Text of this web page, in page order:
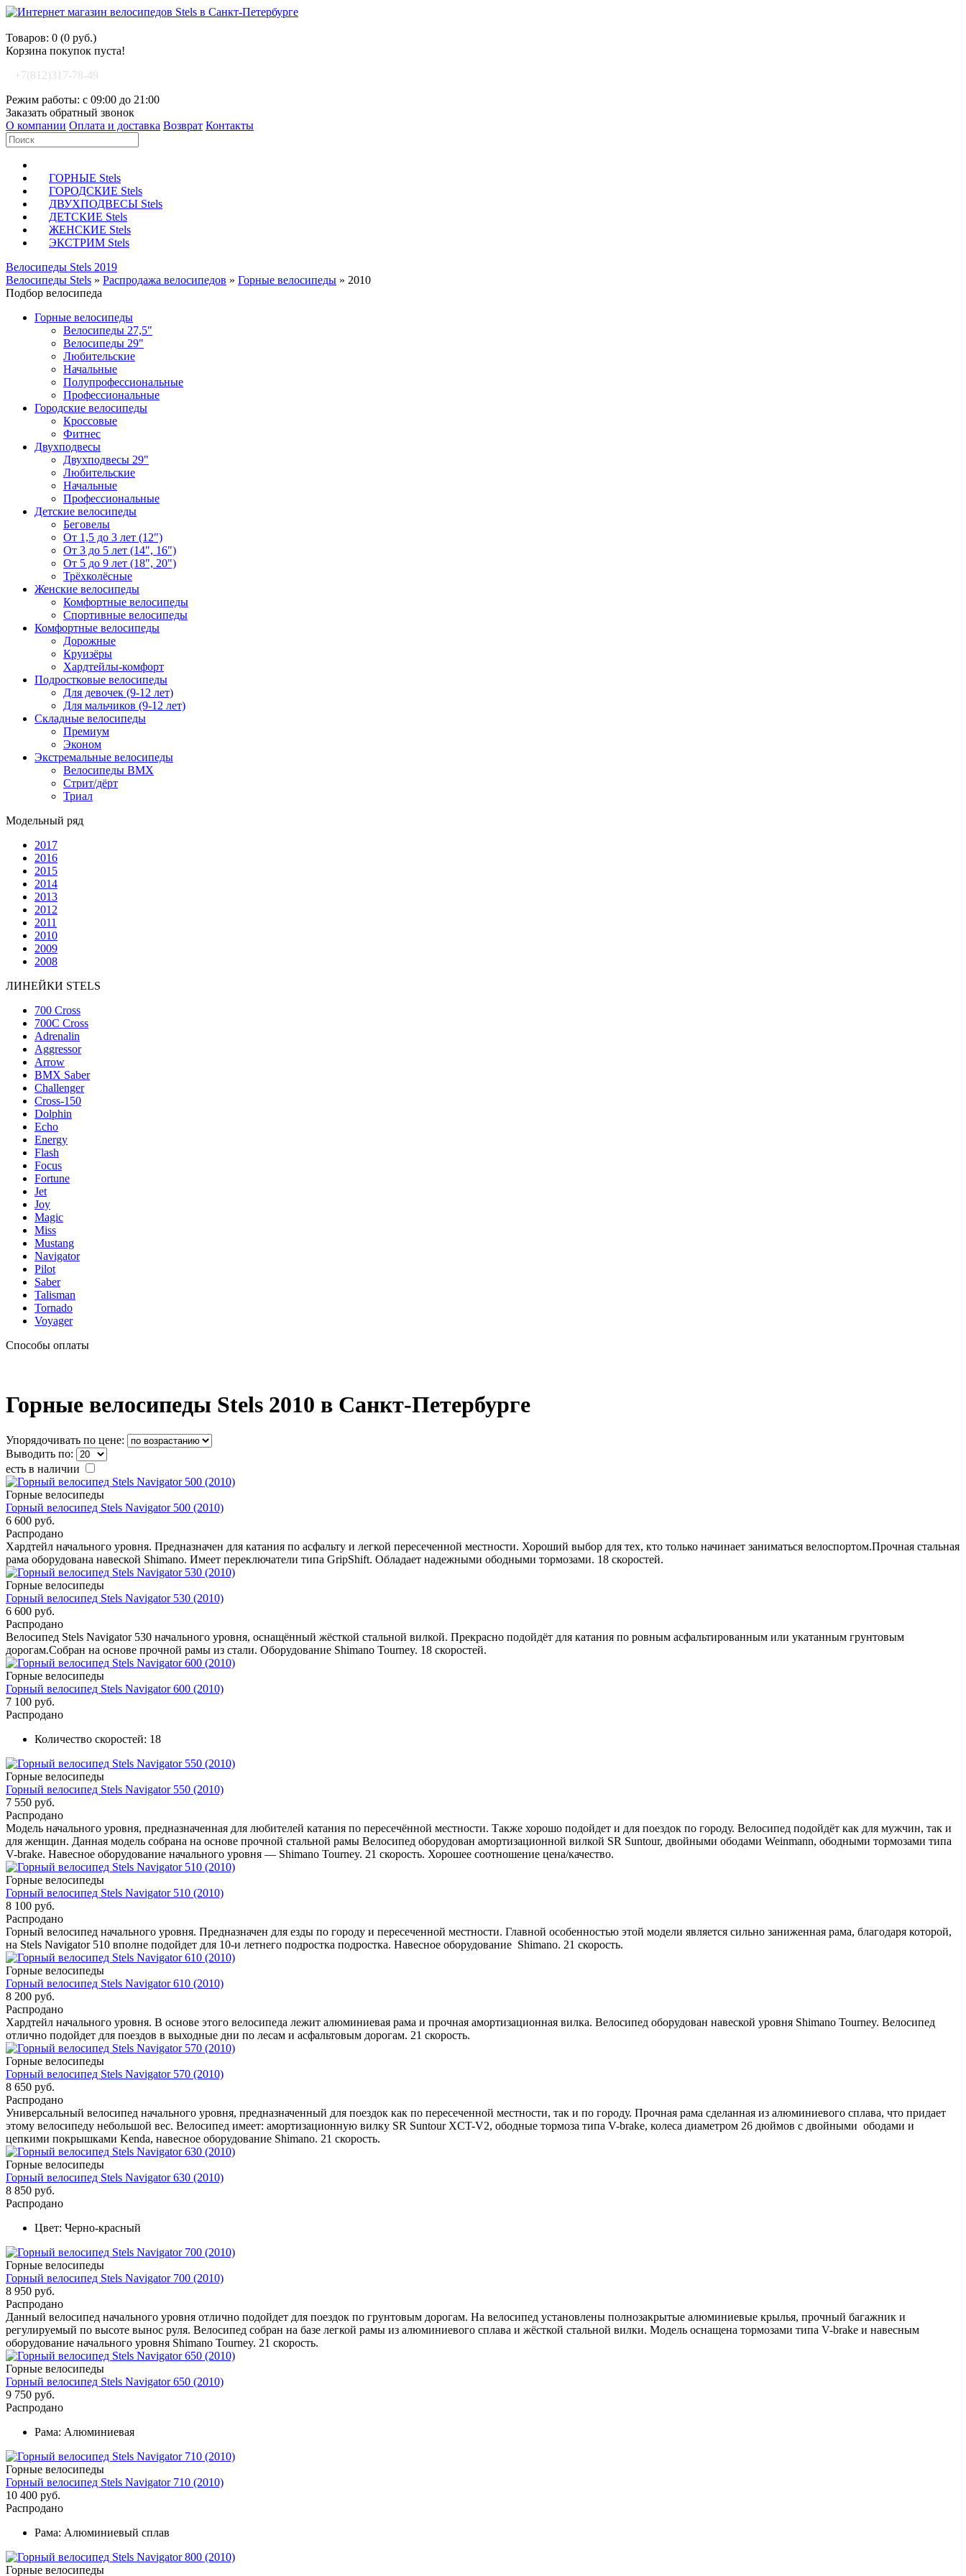
Товаров: 0 (0 руб.)
Корзина покупок пуста!
+7(812)317-78-49
Режим работы: с 09:00 до 21:00
Заказать обратный звонок
О компании Оплата и доставка Возврат Контакты
ГОРНЫЕ Stels
ГОРОДСКИЕ Stels
ДВУХПОДВЕСЫ Stels
ДЕТСКИЕ Stels
ЖЕНСКИЕ Stels
ЭКСТРИМ Stels
Велосипеды Stels 2019
Велосипеды Stels » Распродажа велосипедов » Горные велосипеды » 2010
Подбор велосипеда
Горные велосипеды
Велосипеды 27,5"
Велосипеды 29"
Любительские
Начальные
Полупрофессиональные
Профессиональные
Городские велосипеды
Кроссовые
Фитнес
Двухподвесы
Двухподвесы 29"
Любительские
Начальные
Профессиональные
Детские велосипеды
Беговелы
От 1,5 до 3 лет (12")
От 3 до 5 лет (14", 16")
От 5 до 9 лет (18", 20")
Трёхколёсные
Женские велосипеды
Комфортные велосипеды
Спортивные велосипеды
Комфортные велосипеды
Дорожные
Круизёры
Хардтейлы-комфорт
Подростковые велосипеды
Для девочек (9-12 лет)
Для мальчиков (9-12 лет)
Складные велосипеды
Премиум
Эконом
Экстремальные велосипеды
Велосипеды BMX
Стрит/дёрт
Триал
Модельный ряд
2017
2016
2015
2014
2013
2012
2011
2010
2009
2008
ЛИНЕЙКИ STELS
700 Cross
700C Cross
Adrenalin
Aggressor
Arrow
BMX Saber
Challenger
Cross-150
Dolphin
Echo
Energy
Flash
Focus
Fortune
Jet
Joy
Magic
Miss
Mustang
Navigator
Pilot
Saber
Talisman
Tornado
Voyager
Способы оплаты
Горные велосипеды Stels 2010 в Санкт-Петербурге
Упорядочивать по цене:
Выводить по:
есть в наличии
Горные велосипеды
Горный велосипед Stels Navigator 500 (2010)
6 600 руб.
Распродано
Хардтейл начального уровня. Предназначен для катания по асфальту и легкой пересеченной местности. Хороший выбор для тех, кто только начинает заниматься велоспортом.Прочная стальная
рама оборудована навеской Shimano. Имеет переключатели типа GripShift. Обладает надежными ободными тормозами. 18 скоростей.
Горные велосипеды
Горный велосипед Stels Navigator 530 (2010)
6 600 руб.
Распродано
Велосипед Stels Navigator 530 начального уровня, оснащённый жёсткой стальной вилкой. Прекрасно подойдёт для катания по ровным асфальтированным или укатанным грунтовым
дорогам.Собран на основе прочной рамы из стали. Оборудование Shimano Tourney. 18 скоростей.
Горные велосипеды
Горный велосипед Stels Navigator 600 (2010)
7 100 руб.
Распродано
Количество скоростей: 18
Горные велосипеды
Горный велосипед Stels Navigator 550 (2010)
7 550 руб.
Распродано
Модель начального уровня, предназначенная для любителей катания по пересечённой местности. Также хорошо подойдет и для поездок по городу. Велосипед подойдёт как для мужчин, так и
для женщин. Данная модель собрана на основе прочной стальной рамы Велосипед оборудован амортизационной вилкой SR Suntour, двойными ободами Weinmann, ободными тормозами типа
V-brake. Навесное оборудование начального уровня — Shimano Tourney. 21 скорость. Хорошее соотношение цена/качество.
Горные велосипеды
Горный велосипед Stels Navigator 510 (2010)
8 100 руб.
Распродано
Горный велосипед начального уровня. Предназначен для езды по городу и пересеченной местности. Главной особенностью этой модели является сильно заниженная рама, благодаря которой,
на Stels Navigator 510 вполне подойдет для 10-и летнего подростка подростка. Навесное оборудование Shimano. 21 скорость.
Горные велосипеды
Горный велосипед Stels Navigator 610 (2010)
8 200 руб.
Распродано
Хардтейл начального уровня. В основе этого велосипеда лежит алюминиевая рама и прочная амортизационная вилка. Велосипед оборудован навеской уровня Shimano Tourney. Велосипед
отлично подойдет для поездов в выходные дни по лесам и асфальтовым дорогам. 21 скорость.
Горные велосипеды
Горный велосипед Stels Navigator 570 (2010)
8 650 руб.
Распродано
Универсальный велосипед начального уровня, предназначенный для поездок как по пересеченной местности, так и по городу. Прочная рама сделанная из алюминиевого сплава, что придает
этому велосипеду небольшой вес. Велосипед имеет: амортизационную вилку SR Suntour XCT-V2, ободные тормоза типа V-brake, колеса диаметром 26 дюймов с двойными ободами и
цепкими покрышками Kenda, навесное оборудование Shimano. 21 скорость.
Горные велосипеды
Горный велосипед Stels Navigator 630 (2010)
8 850 руб.
Распродано
Цвет: Черно-красный
Горные велосипеды
Горный велосипед Stels Navigator 700 (2010)
8 950 руб.
Распродано
Данный велосипед начального уровня отлично подойдет для поездок по грунтовым дорогам. На велосипед установлены полнозакрытые алюминиевые крылья, прочный багажник и
регулируемый по высоте вынос руля. Велосипед собран на базе легкой рамы из алюминиевого сплава и жёсткой стальной вилки. Модель оснащена тормозами типа V-brake и навесным
оборудование начального уровня Shimano Tourney. 21 скорость.
Горные велосипеды
Горный велосипед Stels Navigator 650 (2010)
9 750 руб.
Распродано
Рама: Алюминиевая
Горные велосипеды
Горный велосипед Stels Navigator 710 (2010)
10 400 руб.
Распродано
Рама: Алюминиевый сплав
Горные велосипеды